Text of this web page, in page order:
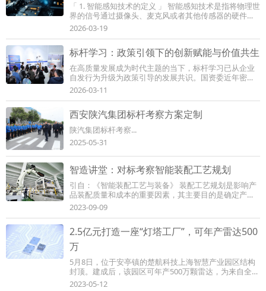
「 1. 智能感知技术的定义 」 智能感知技术是指将物理世
界的信号通过摄像头、麦克风或者其他传感器的硬件设
备，借助语音识别、图像识别等前沿技术，...
2026-03-19
标杆学习：政策引领下的创新赋能与价值共生
在高质量发展成为时代主题的当下，标杆学习已从企业
自发行为升级为政策引导的发展共识。国资委近年密集
出台的政策文件，为标杆学习提供了明确指引...
2026-03-11
西安陕汽集团标杆考察方案定制
陕汽集团标杆考察...
2025-05-31
智造讲堂：对标考察智能装配工艺规划
引自：《智能装配工艺与装备》 装配工艺规划是影响产
品装配质量和成本的重要因素，其主要目的是确定产品
的最优装配方案。传统装配工艺规划基于二维...
2023-09-09
2.5亿元打造一座“灯塔工厂”，可年产雷达500
万
5月8日，位于安亭镇的楚航科技上海智慧产业园区结构
封顶。建成后，该园区可年产500万颗雷达，为来自全球
的科研团队提供国内最优的科学实验环境，以...
2023-05-12